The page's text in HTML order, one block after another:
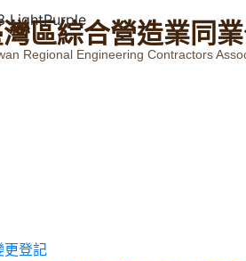
灣區綜合營造業同業
Regional Engineering Contractors
更登記